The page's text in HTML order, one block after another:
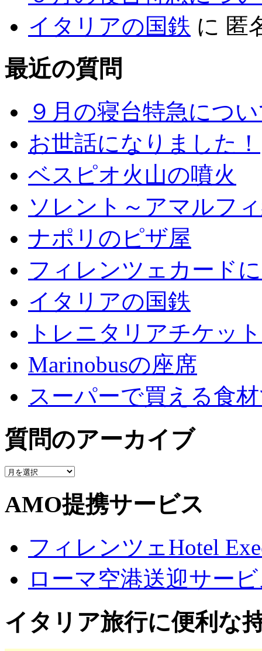
イタリアの国鉄 に 匿
最近の質問
９月の寝台特急につ
お世話になりました！
ベスピオ火山の噴火
ソレント～アマルフ
ナポリのピザ屋
フィレンツェカード
イタリアの国鉄
トレニタリアチケッ
Marinobusの座席
スーパーで買える食
質問のアーカイブ
質
の
ア
イ
AMO提携サービス
フィレンツェHotel
ローマ空港送迎サー
イタリア旅行に便利な